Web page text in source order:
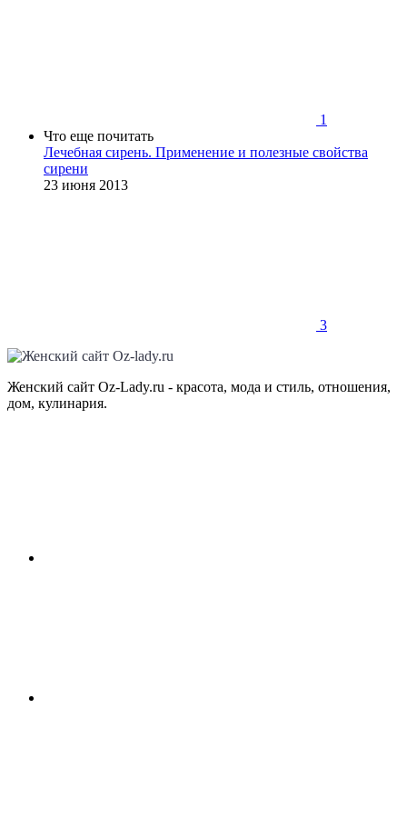
1
Что еще почитать
Лечебная сирень. Применение и полезные свойства
сирени
23 июня 2013
3
Женский сайт Oz-Lady.ru - красота, мода и стиль, отношения,
дом, кулинария.